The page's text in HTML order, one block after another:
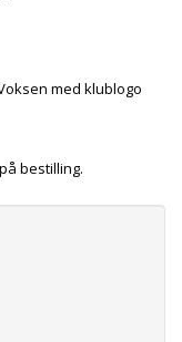
med klublogo
bestilling.